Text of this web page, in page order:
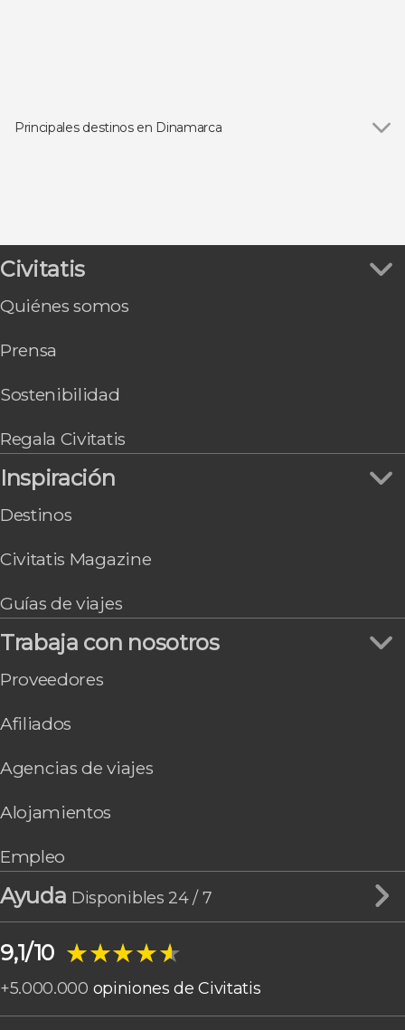
Principales destinos en Dinamarca
Trøllanes
Sørvágur
Civitatis
Quiénes somos
Prensa
Sostenibilidad
Regala Civitatis
Inspiración
Destinos
Civitatis Magazine
Guías de viajes
Trabaja con nosotros
Proveedores
Afiliados
Agencias de viajes
Alojamientos
Empleo
Ayuda Disponibles 24 / 7
9,1/10 ★★★★★
★★★★★
+5.000.000 opiniones de Civitatis